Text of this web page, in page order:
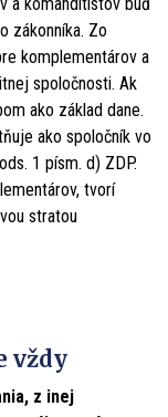
zákonníka. Zo
komplementárov a
spoločnosti. Ak
ako základ dane.
ako spoločník vo
1 písm. d) ZDP.
tvorí
stratou
vždy
z inej